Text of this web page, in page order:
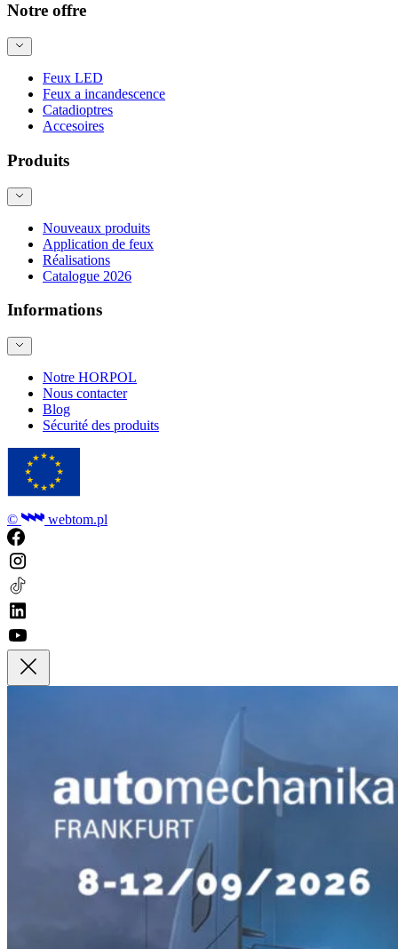
Notre offre
Feux LED
Feux a incandescence
Catadioptres
Accesoires
Produits
Nouveaux produits
Application de feux
Réalisations
Catalogue 2026
Informations
Notre HORPOL
Nous contacter
Blog
Sécurité des produits
© webtom.pl